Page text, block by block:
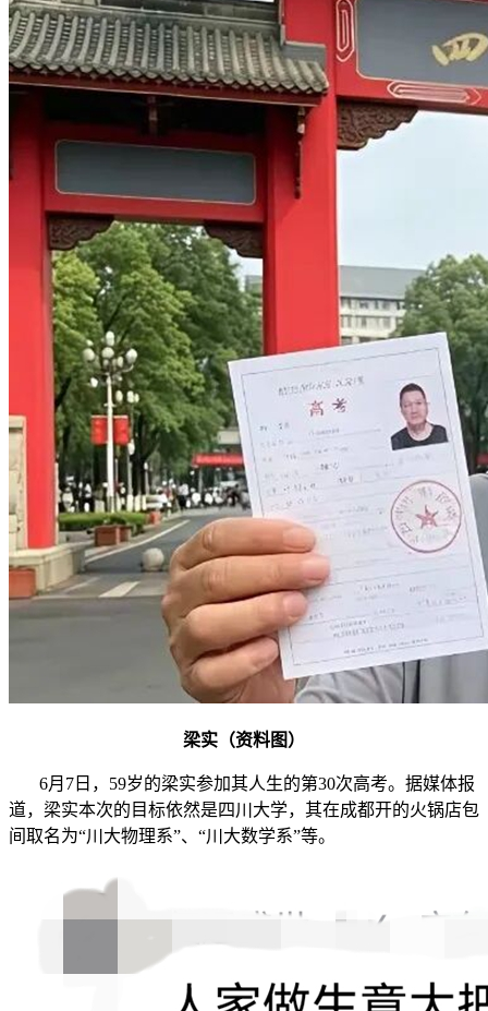
梁实（资料图）
6月7日，59岁的梁实参加其人生的第30次高考。据媒体报
道，梁实本次的目标依然是四川大学，其在成都开的火锅店包
间取名为“川大物理系”、“川大数学系”等。